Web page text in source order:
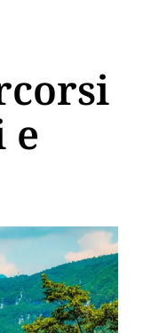
e